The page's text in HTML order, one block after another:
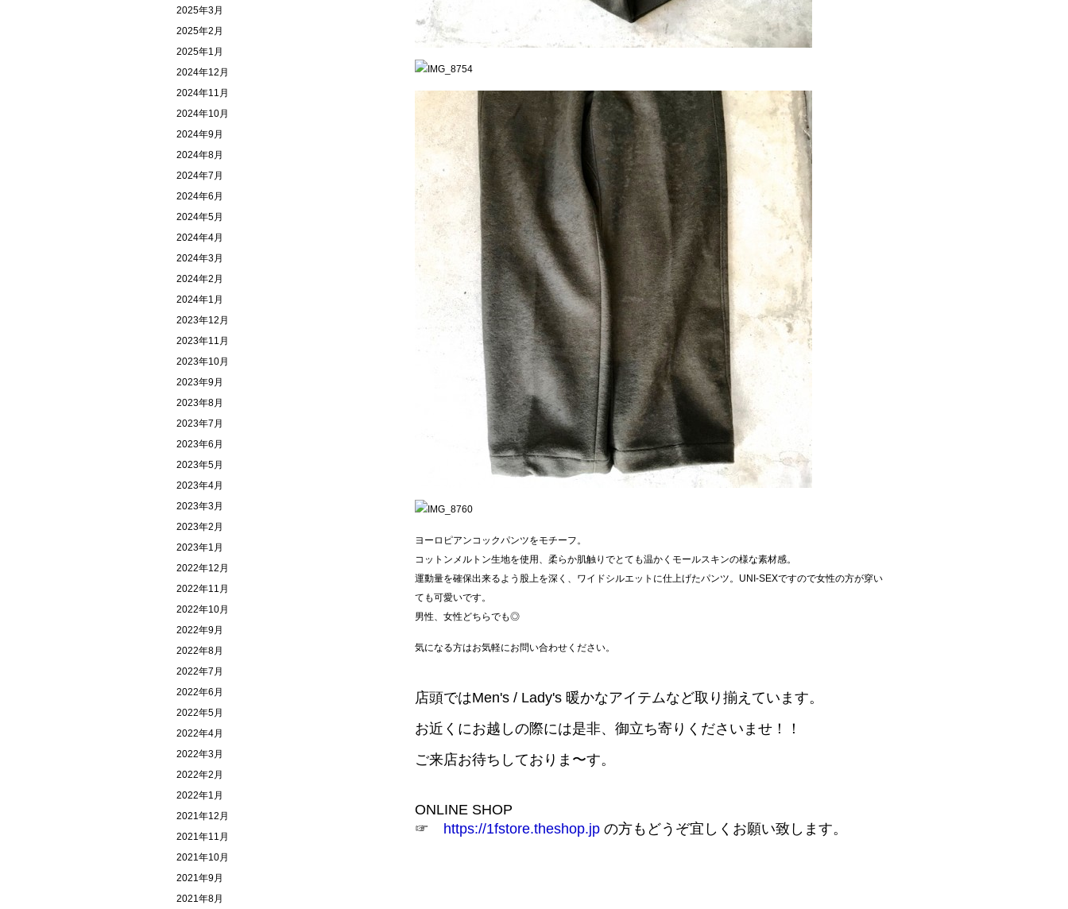
ヨーロピアンコックパンツをモチーフ。
コットンメルトン生地を使用、柔らか肌触りでとても温かくモールスキンの様な素材感。
運動量を確保出来るよう股上を深く、ワイドシルエットに仕上げたパンツ。UNI-SEXですので女性の方が穿い
ても可愛いです。
男性、女性どちらでも◎
気になる方はお気軽にお問い合わせください。
店頭ではMen's / Lady's 暖かなアイテムなど取り揃えています。
お近くにお越しの際には是非、御立ち寄りくださいませ！！
ご来店お待ちしておりま〜す。
ONLINE SHOP
☞
https://1fstore.theshop.jp の方もどうぞ宜しくお願い致します。
2025年3月
2025年2月
2025年1月
2024年12月
2024年11月
2024年10月
2024年9月
2024年8月
2024年7月
2024年6月
2024年5月
2024年4月
2024年3月
2024年2月
2024年1月
2023年12月
2023年11月
2023年10月
2023年9月
2023年8月
2023年7月
2023年6月
2023年5月
2023年4月
2023年3月
2023年2月
2023年1月
2022年12月
2022年11月
2022年10月
2022年9月
2022年8月
2022年7月
2022年6月
2022年5月
2022年4月
2022年3月
2022年2月
2022年1月
2021年12月
2021年11月
2021年10月
2021年9月
2021年8月